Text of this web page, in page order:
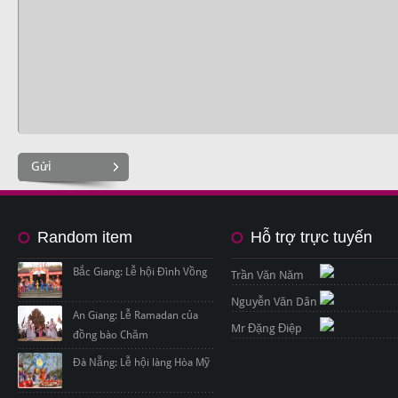
Gửi
Random item
Bắc Giang: Lễ hội Đình Vồng
An Giang: Lễ Ramadan của
đồng bào Chăm
Đà Nẵng: Lễ hội làng Hòa Mỹ
Hỗ trợ trực tuyến
Trần Văn Năm
Nguyễn Văn Dân
Mr Đặng Điệp